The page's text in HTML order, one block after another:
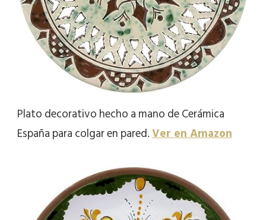
Plato decorativo hecho a mano de Cerámica
España para colgar en pared.Ver en Amazon